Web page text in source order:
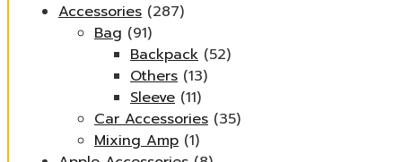
Accessories (287)
Bag (91)
Backpack (52)
Others (13)
Sleeve (11)
Car Accessories (35)
Mixing Amp (1)